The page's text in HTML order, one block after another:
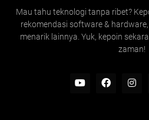
Mau tahu teknologi tanpa ribet?
rekomendasi software &
menarik lainnya. Yuk, kepoin
zaman!